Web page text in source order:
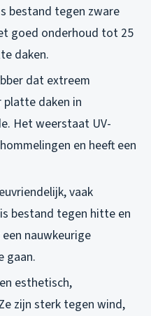
bestand tegen zware
goed onderhoud tot 25
daken.
dat extreem
platte daken in
Het weerstaat UV-
en heeft een
vaak
bestand tegen hitte en
nauwkeurige
gaan.
esthetisch,
zijn sterk tegen wind,